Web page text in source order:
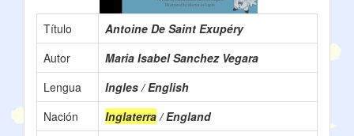
Título
Antoine De Saint Exupéry
Autor
Maria Isabel Sanchez Vegara
Lengua
Ingles / English
Nación
Inglaterra / England